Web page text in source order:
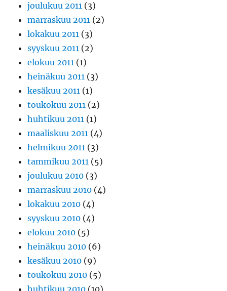
joulukuu 2011 (3)
marraskuu 2011 (2)
lokakuu 2011 (3)
syyskuu 2011 (2)
elokuu 2011 (1)
heinäkuu 2011 (3)
kesäkuu 2011 (1)
toukokuu 2011 (2)
huhtikuu 2011 (1)
maaliskuu 2011 (4)
helmikuu 2011 (3)
tammikuu 2011 (5)
joulukuu 2010 (3)
marraskuu 2010 (4)
lokakuu 2010 (4)
syyskuu 2010 (4)
elokuu 2010 (5)
heinäkuu 2010 (6)
kesäkuu 2010 (9)
toukokuu 2010 (5)